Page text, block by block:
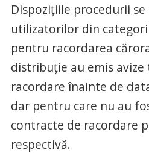
Dispoziţiile procedurii
utilizatorilor din
pentru racordarea
distribuţie au emis avize
racordare înainte de
dar pentru care nu au
contracte de racordare
respectivă.